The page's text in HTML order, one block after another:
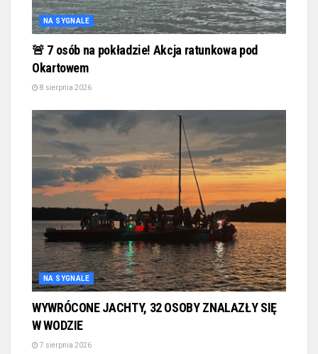
NA SYGNALE
🚨 7 osób na pokładzie! Akcja ratunkowa pod
Okartowem
8 sierpnia 2026
NA SYGNALE
WYWRÓCONE JACHTY, 32 OSOBY ZNALAZŁY SIĘ
W WODZIE
7 sierpnia 2026